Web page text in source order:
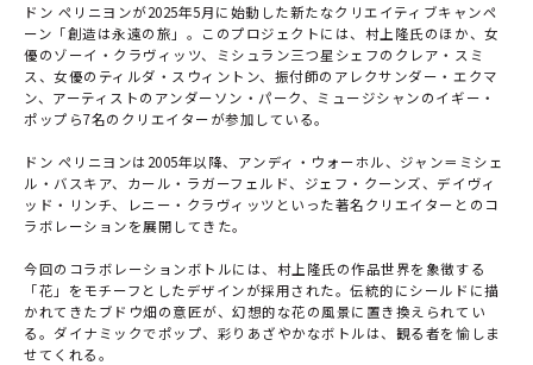
ドン ペリニヨンが2025年5月に始動した新たなクリエイティブキャンペ
ーン「創造は永遠の旅」。このプロジェクトには、村上隆氏のほか、女
優のゾーイ・クラヴィッツ、ミシュラン三つ星シェフのクレア・スミ
ス、女優のティルダ・スウィントン、振付師のアレクサンダー・エクマ
ン、アーティストのアンダーソン・パーク、ミュージシャンのイギー・
ポップら7名のクリエイターが参加している。
ドン ペリニヨンは2005年以降、アンディ・ウォーホル、ジャン＝ミシェ
ル・バスキア、カール・ラガーフェルド、ジェフ・クーンズ、デイヴィ
ッド・リンチ、レニー・クラヴィッツといった著名クリエイターとのコ
ラボレーションを展開してきた。
今回のコラボレーションボトルには、村上隆氏の作品世界を象徴する
「花」をモチーフとしたデザインが採用された。伝統的にシールドに描
かれてきたブドウ畑の意匠が、幻想的な花の風景に置き換えられてい
る。ダイナミックでポップ、彩りあざやかなボトルは、観る者を愉しま
せてくれる。